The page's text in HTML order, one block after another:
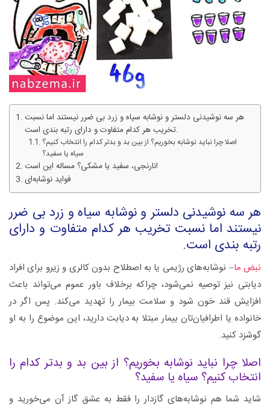
هر سه نوشیدنی دلستر و نوشابه سیاه و زرد بی ضرر نیستند اما نسبت
تخریب هر کدام متفاوت و دارای رتبه بندی است.
اصلا چرا نباید نوشابه بخوریم؟ از بین بد و بدتر کدام را انتخاب کنیم؟
سیاه یا سفید؟
نارنجی، سفید یا مشکی؟ مساله این است!
فواید نوشابه‌ای
هر سه نوشیدنی دلستر و نوشابه سیاه و زرد بی ضرر
نیستند اما نسبت تخریب هر کدام متفاوت و دارای
رتبه بندی است.
نبض ما– نوشابه‌های رژیمی یا به اصطلاح بدون کالری و زیرو برای افراد
دیابتی نیز توصیه نمی‌شود، چراکه برخلاف باور عموم می‌تواند باعث
افزایش قند خون شود و سلامت بیمار را تهدید می‌کند. پس اگر در
خانواده یا اطرافیان‌تان بیمار مبتلا به دیابت دارید، این موضوع را به او
گوشزد کنید.
اصلا چرا نباید نوشابه بخوریم؟ از بین بد و بدتر کدام را
انتخاب کنیم؟ سیاه یا سفید؟
شاید شما هم نوشابه‌های گازدار را فقط به عشق گاز آن می‌خورید و